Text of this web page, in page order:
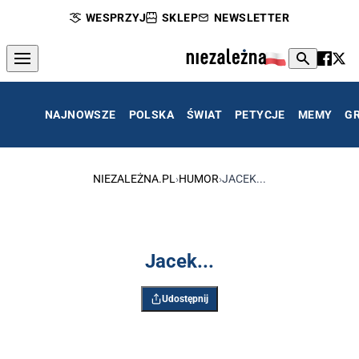
WESPRZYJ SKLEP NEWSLETTER
NAJNOWSZE POLSKA ŚWIAT PETYCJE MEMY
NIEZALEŻNA.PL ›HUMOR›JACEK...
Jacek...
Udostępnij